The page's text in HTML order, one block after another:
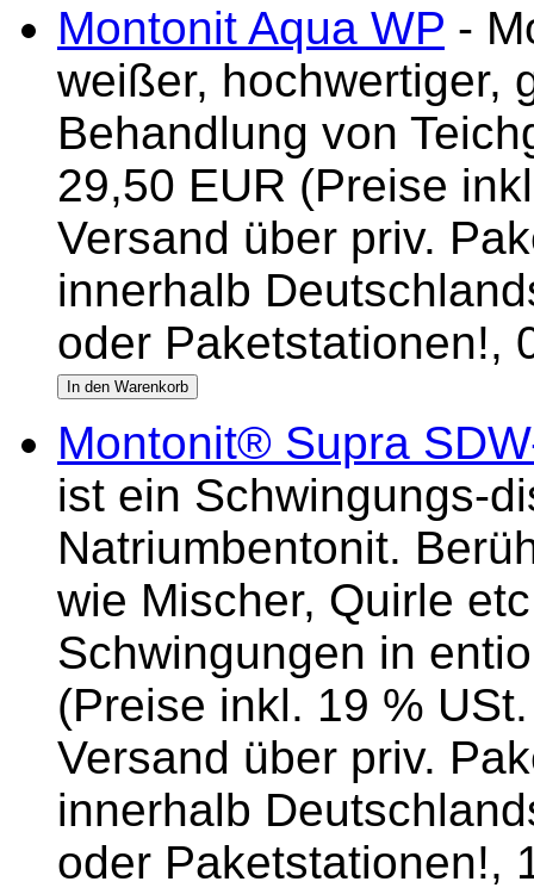
Montonit Aqua WP -
weißer, hochwertiger,
Behandlung von
29,50 EUR (Preise
Versand über priv.
innerhalb
oder Paketstationen!,
Montonit® Supra
ist ein Schwingungs-
Natriumbentonit.
wie Mischer, Quirle
Schwingungen in
(Preise inkl. 19 % USt.
Versand über priv.
innerhalb
oder Paketstationen!,